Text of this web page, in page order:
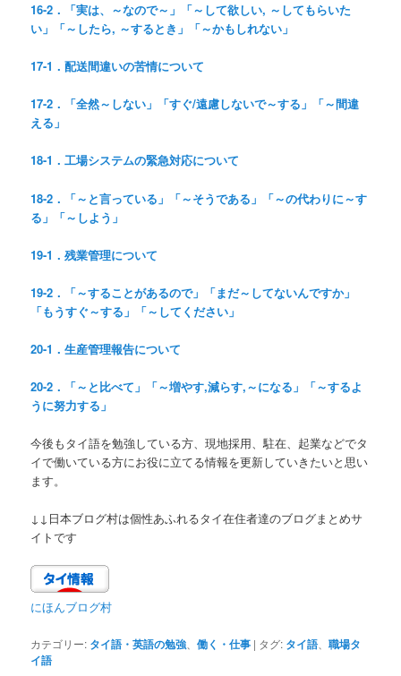
16-2．「実は、～なので～」「～して欲しい, ～してもらいた
い」「～したら, ～するとき」「～かもしれない」
17-1．配送間違いの苦情について
17-2．「全然～しない」「すぐ/遠慮しないで～する」「～間違
える」
18-1．工場システムの緊急対応について
18-2．「～と言っている」「～そうである」「～の代わりに～す
る」「～しよう」
19-1．残業管理について
19-2．「～することがあるので」「まだ～してないんですか」
「もうすぐ～する」「～してください」
20-1．生産管理報告について
20-2．「～と比べて」「～増やす,減らす,～になる」「～するよ
うに努力する」
今後もタイ語を勉強している方、現地採用、駐在、起業などでタ
イで働いている方にお役に立てる情報を更新していきたいと思い
ます。
↓↓日本ブログ村は個性あふれるタイ在住者達のブログまとめサ
イトです
にほんブログ村
カテゴリー: タイ語・英語の勉強 、働く・仕事 | タグ: タイ語、職場タ
イ語